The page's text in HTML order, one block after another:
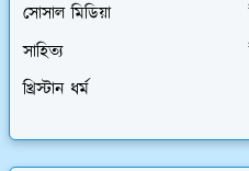
সোসাল মিডিয়া
সাহিত্য
খ্রিস্টান ধর্ম